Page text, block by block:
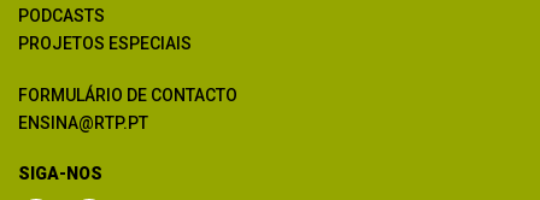
PODCASTS
PROJETOS ESPECIAIS
FORMULÁRIO DE CONTACTO
ENSINA@RTP.PT
SIGA-NOS